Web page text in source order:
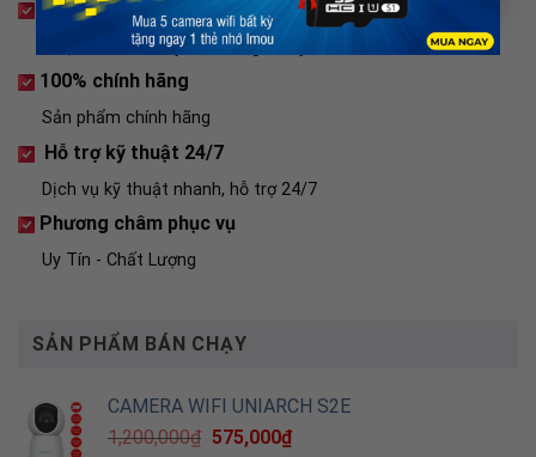
03 ngày đổi trả
Được đổi trả với lý do không vừa ý
100% chính hãng
Sản phẩm chính hãng
Hỗ trợ kỹ thuật 24/7
Dịch vụ kỹ thuật nhanh, hỗ trợ 24/7
Phương châm phục vụ
Uy Tín - Chất Lượng
SẢN PHẨM BÁN CHẠY
CAMERA WIFI UNIARCH S2E
1,200,000₫ 575,000₫